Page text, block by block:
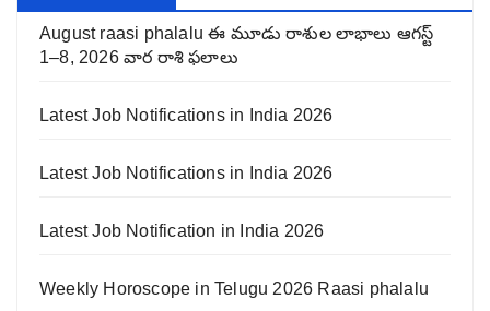
August raasi phalalu ఈ మూడు రాశుల లాభాలు ఆగస్ట్
1–8, 2026 వార రాశి ఫలాలు
Latest Job Notifications in India 2026
Latest Job Notifications in India 2026
Latest Job Notification in India 2026
Weekly Horoscope in Telugu 2026 Raasi phalalu